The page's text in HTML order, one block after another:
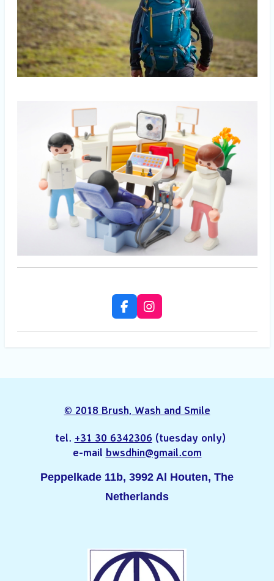
F
c
e
o
I
s
t
r
m
© 2018 Brush, Wash and Smile
tel. +31 30 6342306 (tuesday only)
e-mail bwsdhin@gmail.com
Peppelkade 11b, 3992 Al Houten, The
Netherlands